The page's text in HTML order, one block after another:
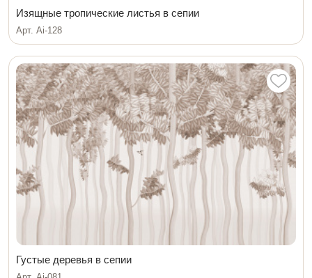
Изящные тропические листья в сепии
Арт. Ai-128
Густые деревья в сепии